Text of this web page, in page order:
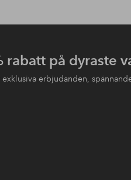
rabatt på dyraste
erbjudanden,